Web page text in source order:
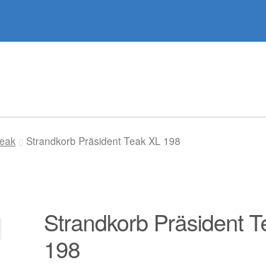
Strandkorb Präsident Teak XL 198
Strandkorb Präsident
198